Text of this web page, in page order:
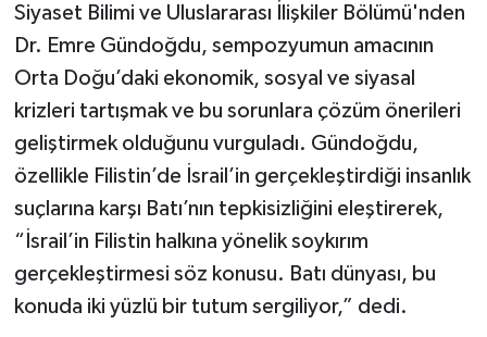
Siyaset Bilimi ve Uluslararası İlişkiler Bölümü'nden
Dr. Emre Gündoğdu, sempozyumun amacının
Orta Doğu’daki ekonomik, sosyal ve siyasal
krizleri tartışmak ve bu sorunlara çözüm önerileri
geliştirmek olduğunu vurguladı. Gündoğdu,
özellikle Filistin’de İsrail’in gerçekleştirdiği insanlık
suçlarına karşı Batı’nın tepkisizliğini eleştirerek,
“İsrail’in Filistin halkına yönelik soykırım
gerçekleştirmesi söz konusu. Batı dünyası, bu
konuda iki yüzlü bir tutum sergiliyor,” dedi.